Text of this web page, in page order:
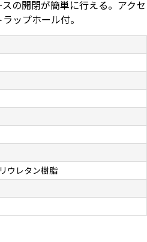
の開閉が簡単に行える。アクセ
ップホール付。
ウレタン樹脂